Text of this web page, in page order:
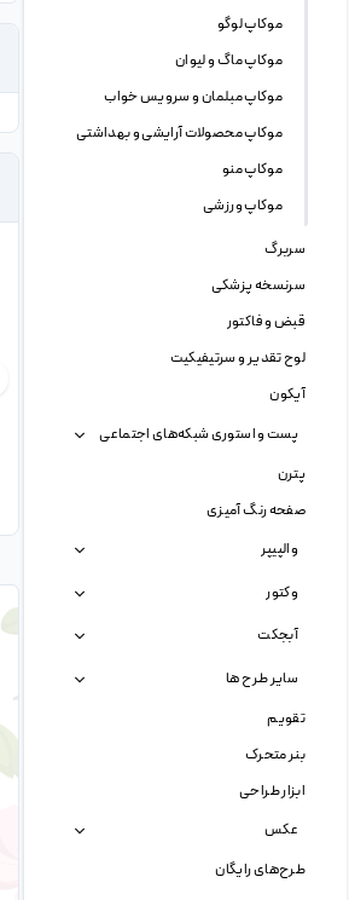
موکاپ لوگو
موکاپ ماگ و لیوان
موکاپ مبلمان و سرویس خواب
موکاپ محصولات آرایشی و بهداشتی
موکاپ منو
موکاپ ورزشی
سربرگ
سرنسخه پزشکی
قبض و فاکتور
لوح تقدیر و سرتیفیکیت
آیکون
پست و استوری شبکه‌های اجتماعی
پترن
صفحه رنگ آمیزی
والپیپر
وکتور
آبجکت
سایر طرح ها
تقویم
بنر متحرک
ابزار طراحی
عکس
طرح‌های رایگان